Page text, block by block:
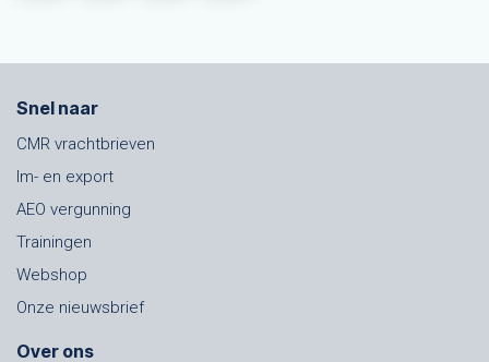
Snel naar
CMR vrachtbrieven
Im- en export
AEO vergunning
Trainingen
Webshop
Onze nieuwsbrief
Over ons